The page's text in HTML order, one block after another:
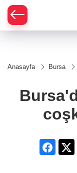
Anasayfa Bursa